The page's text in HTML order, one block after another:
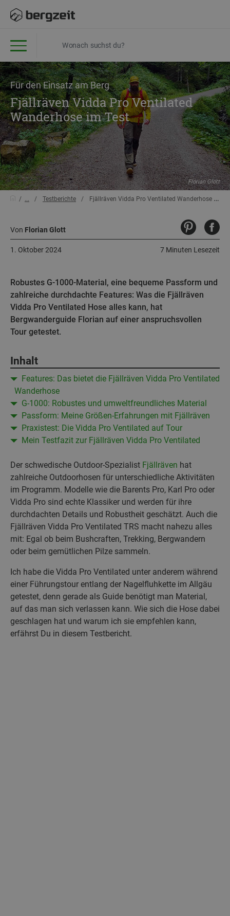
Für den Einsatz am Berg
Fjällräven Vidda Pro Ventilated
Wanderhose im Test
Florian Glott
... Testberichte Fjällräven Vidda Pro Ventilated Wanderhose im Test
Von Florian Glott
7 Minuten Lesezeit
1. Oktober 2024
Robustes G-1000-Material, eine bequeme Passform und
zahlreiche durchdachte Features: Was die Fjällräven
Vidda Pro Ventilated Hose alles kann, hat
Bergwanderguide Florian auf einer anspruchsvollen
Tour getestet.
Inhalt
Features: Das bietet die Fjällräven Vidda Pro Ventilated
Wanderhose
G-1000: Robustes und umweltfreundliches Material
Passform: Meine Größen-Erfahrungen mit Fjällräven
Praxistest: Die Vidda Pro Ventilated auf Tour
Mein Testfazit zur Fjällräven Vidda Pro Ventilated
Der schwedische Outdoor-Spezialist Fjällräven hat
zahlreiche Outdoorhosen für unterschiedliche Aktivitäten
im Programm. Modelle wie die Barents Pro, Karl Pro oder
Vidda Pro sind echte Klassiker und werden für ihre
durchdachten Details und Robustheit geschätzt. Auch die
Fjällräven Vidda Pro Ventilated TRS macht nahezu alles
mit: Egal ob beim Bushcraften, Trekking, Bergwandern
oder beim gemütlichen Pilze sammeln.
Ich habe die Vidda Pro Ventilated unter anderem während
einer Führungstour entlang der Nagelfluhkette im Allgäu
getestet, denn gerade als Guide benötigt man Material,
auf das man sich verlassen kann. Wie sich die Hose dabei
geschlagen hat und warum ich sie empfehlen kann,
erfährst Du in diesem Testbericht.